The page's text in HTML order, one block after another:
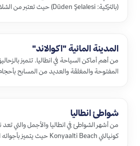
(بالتركية: Düden Şelalesi) حيث تعتبر من الشلالات الأجمل الواقعة…
المدينة المائية "اكوالاند"
من أهم أماكن السياحة في انطاليا. تتميز
المفتوحة والمغلقة والعديد من المسابح
شواطئ انطاليا
من أشهر الشواطئ في انطاليا والأجمل والتي
كونيالتي Konyaalti Beach حيث يتميز بأجوائه الجميلة الساحرة والر…